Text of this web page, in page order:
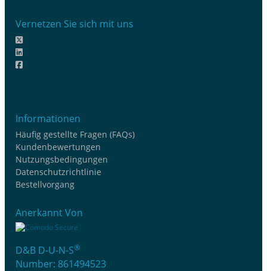
Vernetzen Sie sich mit uns
Informationen
Häufig gestellte Fragen (FAQs)
Kundenbewertungen
Nutzungsbedingungen
Datenschutzrichtlinie
Bestellvorgang
Anerkannt Von
D&B D-U-N-S®
Number: 861494523